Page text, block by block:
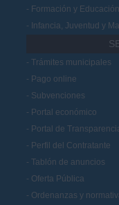
Formación y Educación
Infancia, Juventud y
Trámites municipales
Pago online
Subvenciones
Portal económico
Portal de
Perfil del Contratante
Tablón de anuncios
Oferta Pública
Ordenanzas y